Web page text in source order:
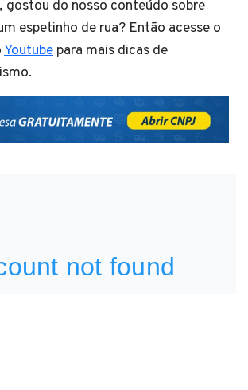
gostou do nosso conteúdo sobre
espetinho de rua? Então acesse o
Youtube para mais dicas de